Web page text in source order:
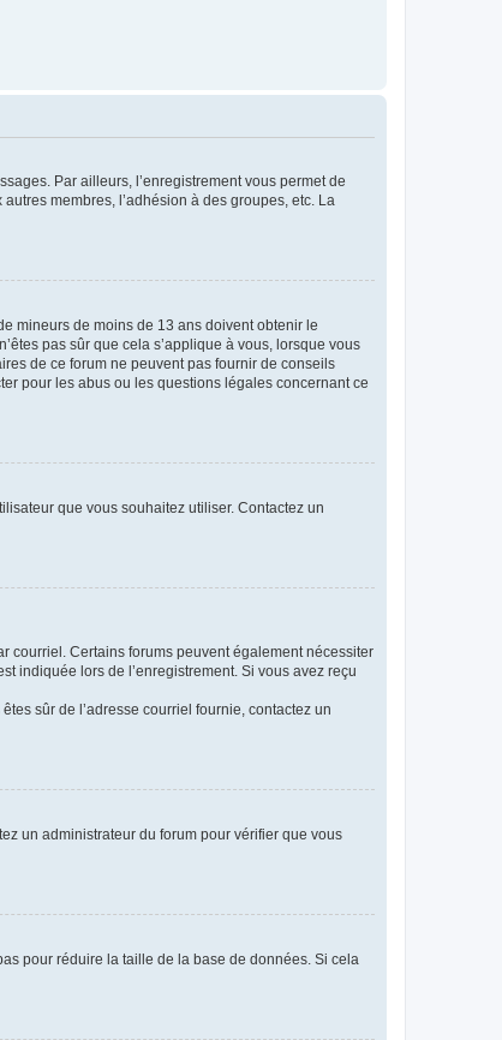
Par ailleurs, l’enregistrement vous permet de
membres, l’adhésion à des groupes, etc. La
mineurs de moins de 13 ans doivent obtenir le
pas sûr que cela s’applique à vous, lorsque vous
de ce forum ne peuvent pas fournir de conseils
pour les abus ou les questions légales concernant ce
que vous souhaitez utiliser. Contactez un
courriel. Certains forums peuvent également nécessiter
indiquée lors de l’enregistrement. Si vous avez reçu
sûr de l’adresse courriel fournie, contactez un
un administrateur du forum pour vérifier que vous
pour réduire la taille de la base de données. Si cela